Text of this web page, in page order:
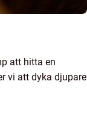
att hitta en
vi att dyka djupare